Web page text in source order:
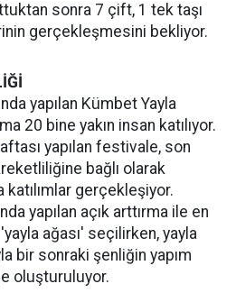
sonra 7 çift, 1 tek taşı
gerçekleşmesini bekliyor.
yapılan Kümbet Yayla
20 bine yakın insan katılıyor.
yapılan festivale, son
bağlı olarak
gerçekleşiyor.
yapılan açık arttırma ile en
ağası' seçilirken, yayla
bir sonraki şenliğin yapım
oluşturuluyor.